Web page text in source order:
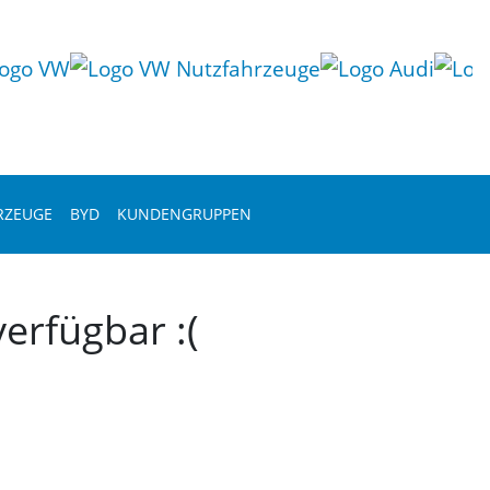
BYD KUNDENGRUPPEN
:(